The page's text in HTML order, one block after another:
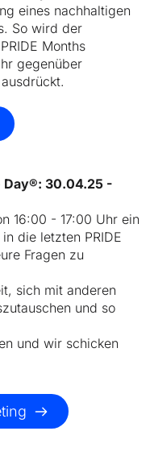
eines nachhaltigen
So wird der
Months
gegenüber
Day®: 30.04.25 -
16:00 - 17:00 Uhr ein
die letzten PRIDE
Fragen zu
sich mit anderen
und so
und wir schicken